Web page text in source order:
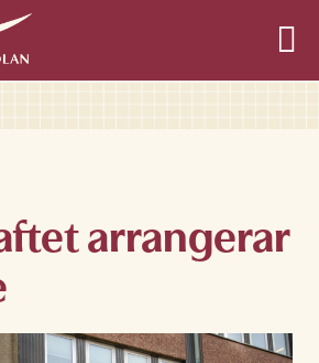
arrangerar